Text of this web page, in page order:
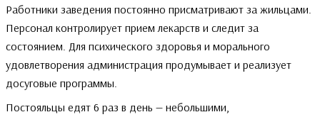
Работники заведения постоянно присматривают за жильцами.
Персонал контролирует прием лекарств и следит за
состоянием. Для психического здоровья и морального
удовлетворения администрация продумывает и реализует
досуговые программы.
Постояльцы едят 6 раз в день — небольшими,